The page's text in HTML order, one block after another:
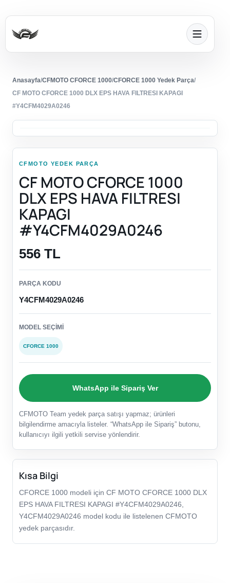
Anasayfa/CFMOTO CFORCE 1000/CFORCE 1000 Yedek Parça/
CF MOTO CFORCE 1000 DLX EPS HAVA FILTRESI KAPAGI
#Y4CFM4029A0246
CFMOTO YEDEK PARÇA
CF MOTO CFORCE 1000
DLX EPS HAVA FILTRESI
KAPAGI
#Y4CFM4029A0246
556 TL
PARÇA KODU
Y4CFM4029A0246
MODEL SEÇIMI
CFORCE 1000
WhatsApp ile Sipariş Ver
CFMOTO Team yedek parça satışı yapmaz; ürünleri
bilgilendirme amacıyla listeler. “WhatsApp ile Sipariş” butonu,
kullanıcıyı ilgili yetkili servise yönlendirir.
Kısa Bilgi
CFORCE 1000 modeli için CF MOTO CFORCE 1000 DLX
EPS HAVA FILTRESI KAPAGI #Y4CFM4029A0246,
Y4CFM4029A0246 model kodu ile listelenen CFMOTO
yedek parçasıdır.